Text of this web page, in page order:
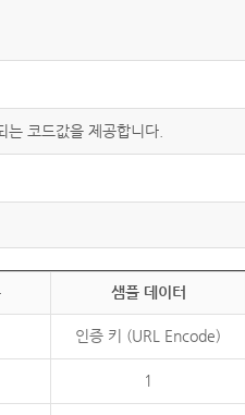
코드값을 제공합니다.
샘플 데이터
인증 키 (URL Encode)
1